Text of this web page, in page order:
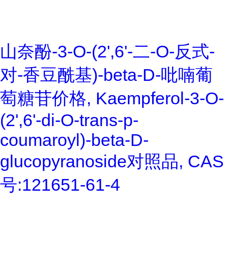
山奈酚-3-O-(2',6'-二-O-反式-
对-香豆酰基)-beta-D-吡喃葡
萄糖苷价格, Kaempferol-3-O-
(2',6'-di-O-trans-p-
coumaroyl)-beta-D-
glucopyranoside对照品, CAS
号:121651-61-4